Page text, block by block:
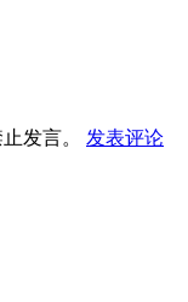
发言。
发表评论